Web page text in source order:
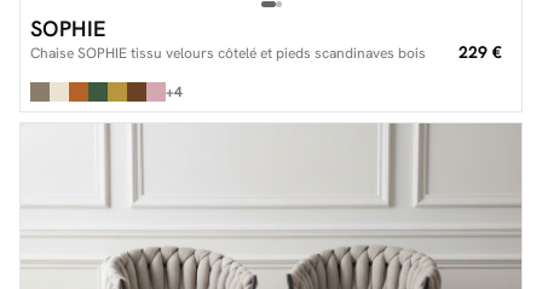
SOPHIE
Chaise SOPHIE tissu velours côtelé et pieds scandinaves bois 229 €
+4